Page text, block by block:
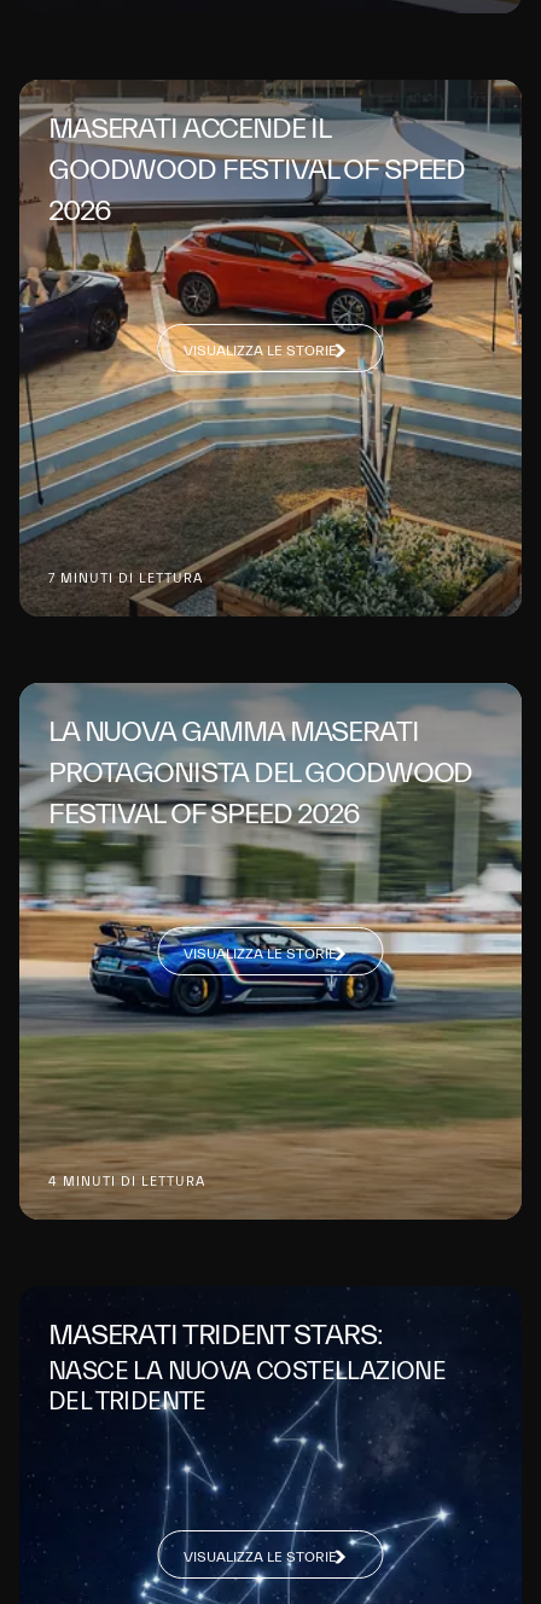
MASERATI ACCENDE IL
GOODWOOD FESTIVAL OF SPEED
2026
7 MINUTI DI LETTURA
VISUALIZZA LE STORIE
LA NUOVA GAMMA MASERATI
PROTAGONISTA DEL GOODWOOD
FESTIVAL OF SPEED 2026
4 MINUTI DI LETTURA
VISUALIZZA LE STORIE
MASERATI TRIDENT STARS:
NASCE LA NUOVA COSTELLAZIONE
DEL TRIDENTE
VISUALIZZA LE STORIE